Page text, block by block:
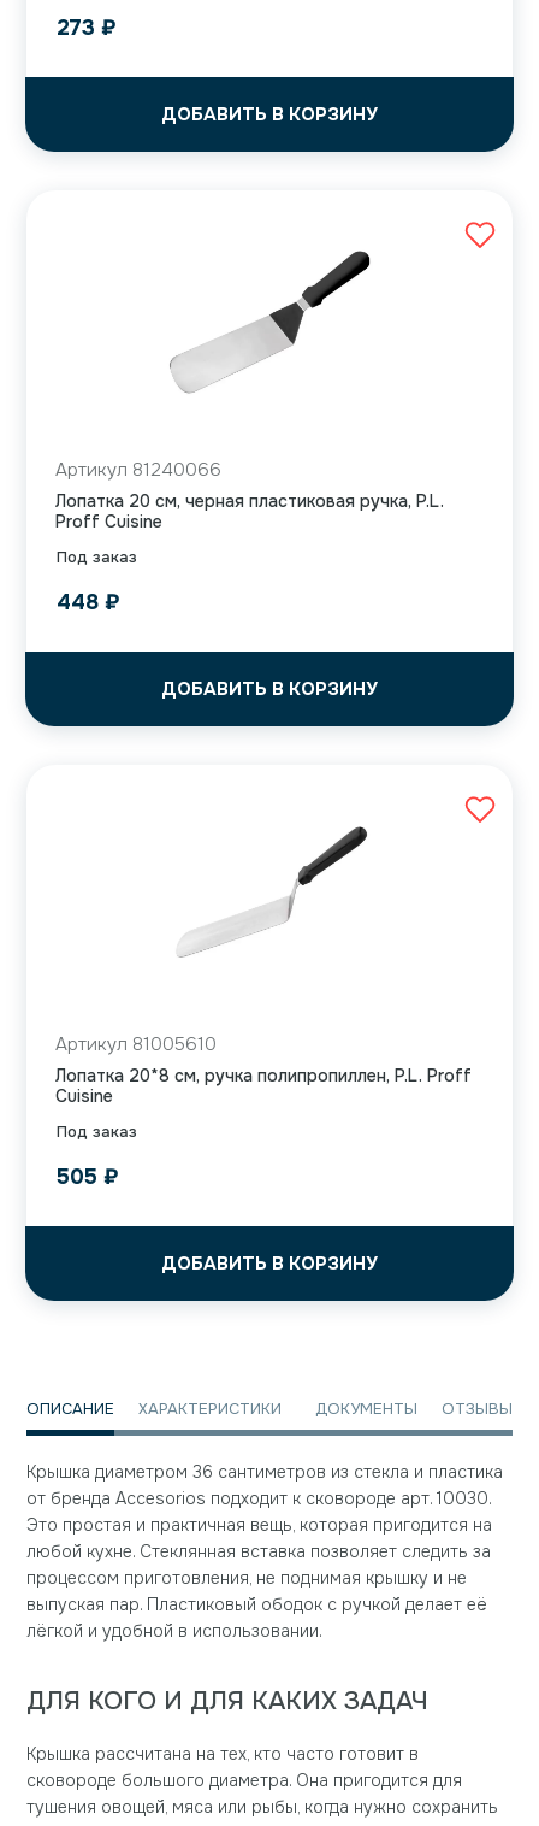
273 ₽
ДОБАВИТЬ В КОРЗИНУ
Под заказ
Артикул 81240066
Лопатка 20 см, черная пластиковая ручка, P.L.
Proff Cuisine
448 ₽
ДОБАВИТЬ В КОРЗИНУ
Под заказ
Артикул 81005610
Лопатка 20*8 см, ручка полипропиллен, P.L. Proff
Cuisine
505 ₽
ДОБАВИТЬ В КОРЗИНУ
ОПИСАНИЕ ХАРАКТЕРИСТИКИ ДОКУМЕНТЫ ОТЗЫВЫ
Крышка диаметром 36 сантиметров из стекла и пластика
от бренда Accesorios подходит к сковороде арт. 10030.
Это простая и практичная вещь, которая пригодится на
любой кухне. Стеклянная вставка позволяет следить за
процессом приготовления, не поднимая крышку и не
выпуская пар. Пластиковый ободок с ручкой делает её
лёгкой и удобной в использовании.
ДЛЯ КОГО И ДЛЯ КАКИХ ЗАДАЧ
Крышка рассчитана на тех, кто часто готовит в
сковороде большого диаметра. Она пригодится для
тушения овощей, мяса или рыбы, когда нужно сохранить